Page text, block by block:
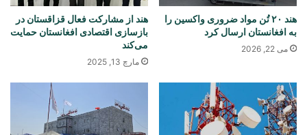
هند ۲۰ تُن مواد ضروری واکسین را
به افغانستان ارسال کرد
می 22, 2026
هند از مشارکت فعال قزاقستان در
بازسازی اقتصادی افغانستان حمایت
می‌کند
مارچ 13, 2025